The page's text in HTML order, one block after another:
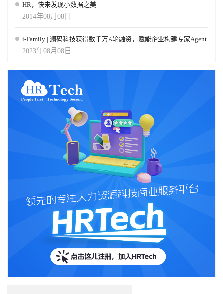
HR，快来发现小数据之美
2014年08月08日
i-Family | 澜码科技获得数千万A轮融资，赋能企业构建专家Agent
2023年08月08日